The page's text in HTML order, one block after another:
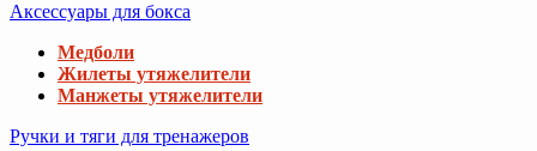
Аксессуары для бокса
Медболи
Жилеты утяжелители
Манжеты утяжелители
Ручки и тяги для тренажеров